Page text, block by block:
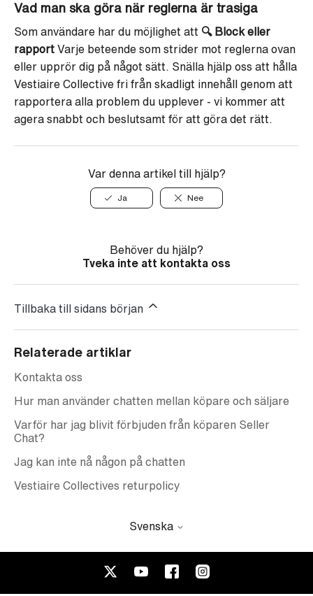
Vad man ska göra när reglerna är trasiga
Som användare har du möjlighet att 🔍 Block eller
rapport Varje beteende som strider mot reglerna ovan
eller upprör dig på något sätt. Snälla hjälp oss att hålla
Vestiaire Collective fri från skadligt innehåll genom att
rapportera alla problem du upplever - vi kommer att
agera snabbt och beslutsamt för att göra det rätt.
Var denna artikel till hjälp?
Ja Nee
Behöver du hjälp?
Tveka inte att kontakta oss
Tillbaka till sidans början
Relaterade artiklar
Kontakta oss
Hur man använder chatten mellan köpare och säljare
Varför har jag blivit förbjuden från köparen Seller
Chat?
Jag kan inte nå någon på chatten
Vestiaire Collectives returpolicy
Svenska